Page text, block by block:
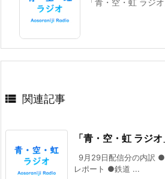
 関連記事
「青・空・虹 ラジ
9月29日配信分の内訳
レポート ●鉄道 ...